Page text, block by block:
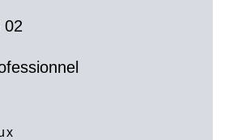
02